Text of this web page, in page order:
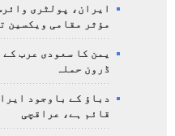
مؤثر مقامی ویکسین
یمن کا سعودی عرب
ڈرون حملہ
دباؤ کے باوجود
قائم ہے، عراقچی